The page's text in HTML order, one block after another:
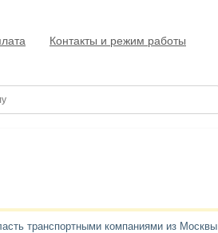
Контакты и режим работы
транспортными компаниями из Москвы